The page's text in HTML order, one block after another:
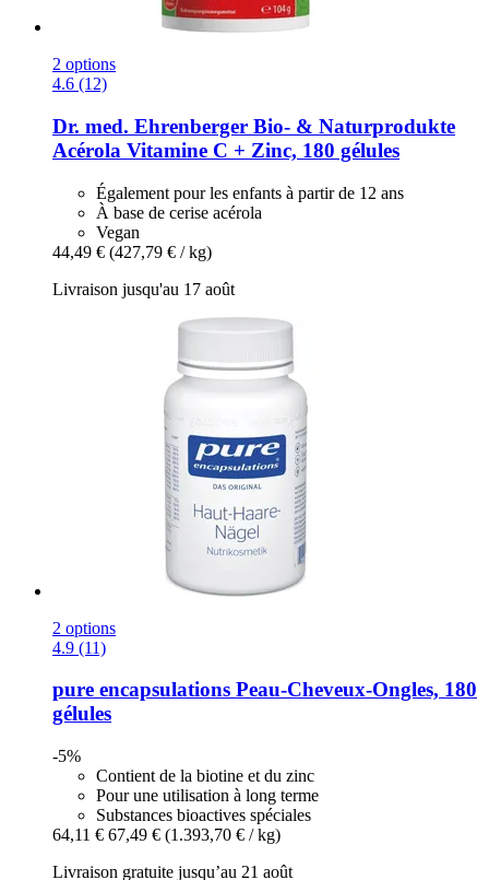
2 options
4.6 (12)
Dr. med. Ehrenberger Bio- & Naturprodukte
Acérola Vitamine C + Zinc, 180 gélules
Également pour les enfants à partir de 12 ans
À base de cerise acérola
Vegan
44,49 € (427,79 € / kg)
Livraison jusqu'au 17 août
2 options
4.9 (11)
pure encapsulations Peau-​Cheveux-​Ongles, 180
gélules
-5%
Contient de la biotine et du zinc
Pour une utilisation à long terme
Substances bioactives spéciales
64,11 € 67,49 € (1.393,70 € / kg)
Livraison gratuite jusqu’au 21 août